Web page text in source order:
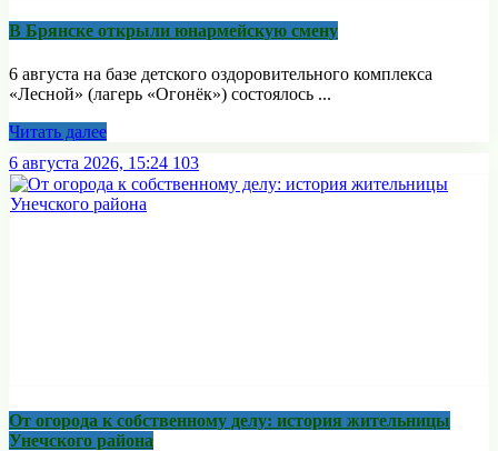
В Брянске открыли юнармейскую смену
6 августа на базе детского оздоровительного комплекса
«Лесной» (лагерь «Огонёк») состоялось ...
Читать далее
6 августа 2026, 15:24 103
От огорода к собственному делу: история жительницы
Унечского района